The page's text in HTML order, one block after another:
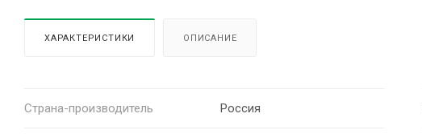
ХАРАКТЕРИСТИКИ ОПИСАНИЕ
Страна-производитель Россия